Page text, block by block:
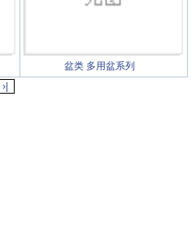
盆类 多用盆系列
›|